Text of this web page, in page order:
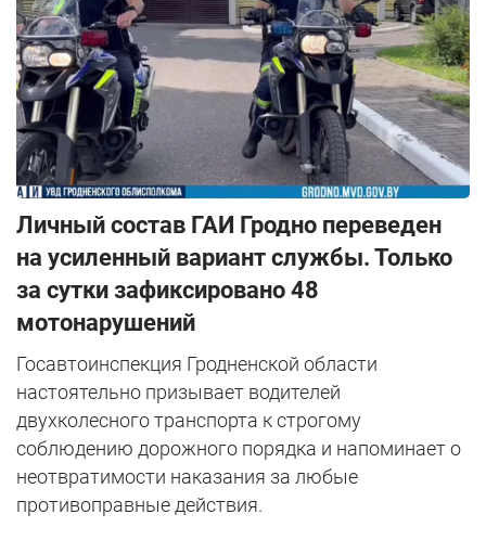
Личный состав ГАИ Гродно переведен
на усиленный вариант службы. Только
за сутки зафиксировано 48
мотонарушений
Госавтоинспекция Гродненской области
настоятельно призывает водителей
двухколесного транспорта к строгому
соблюдению дорожного порядка и напоминает о
неотвратимости наказания за любые
противоправные действия.